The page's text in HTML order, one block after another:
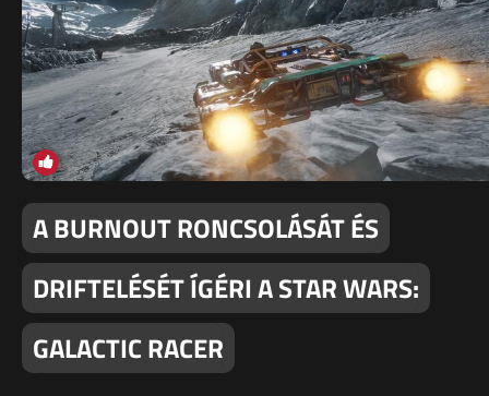
A BURNOUT RONCSOLÁSÁT ÉS
DRIFTELÉSÉT ÍGÉRI A STAR WARS:
GALACTIC RACER